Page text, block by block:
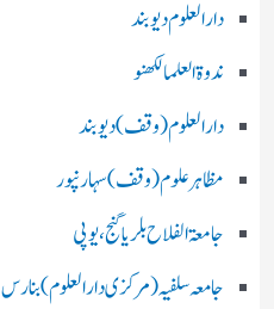
دارالعلوم دیوبند
ندوۃالعلما لکھنو
دارالعلوم (وقف)دیوبند
مظاہرعلوم (وقف)سہارنپور
جامعۃ الفلاح بلریاگنج،یوپی
جامعہ سلفیہ(مرکزی دارالعلوم )بنارس